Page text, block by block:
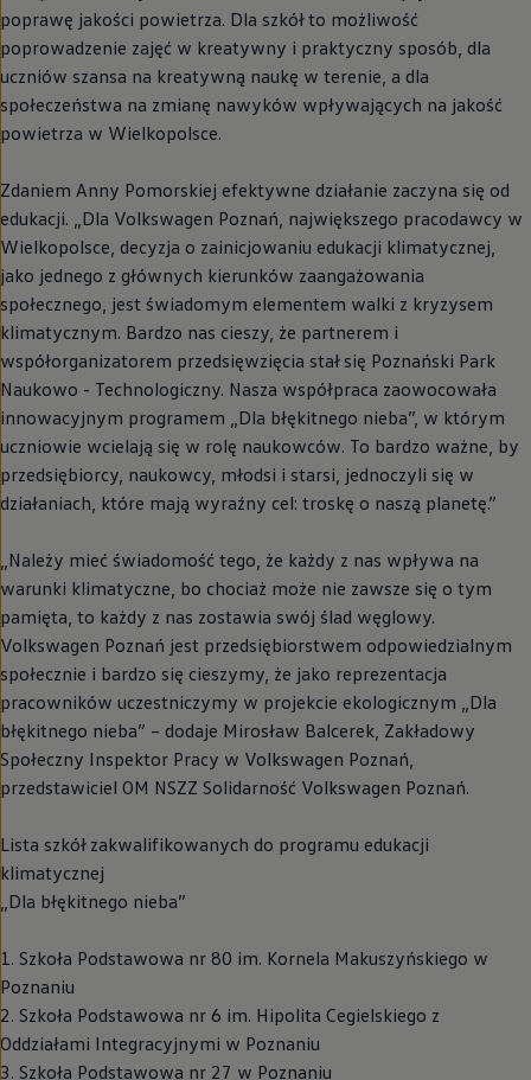
poprawę jakości powietrza. Dla szkół to możliwość
poprowadzenie zajęć w kreatywny i praktyczny sposób, dla
uczniów szansa na kreatywną naukę w terenie, a dla
społeczeństwa na zmianę nawyków wpływających na jakość
powietrza w Wielkopolsce.
Zdaniem Anny Pomorskiej efektywne działanie zaczyna się od
edukacji. „Dla Volkswagen Poznań, największego pracodawcy w
Wielkopolsce, decyzja o zainicjowaniu edukacji klimatycznej,
jako jednego z głównych kierunków zaangażowania
społecznego, jest świadomym elementem walki z kryzysem
klimatycznym. Bardzo nas cieszy, że partnerem i
współorganizatorem przedsięwzięcia stał się Poznański Park
Naukowo - Technologiczny. Nasza współpraca zaowocowała
innowacyjnym programem „Dla błękitnego nieba”, w którym
uczniowie wcielają się w rolę naukowców. To bardzo ważne, by
przedsiębiorcy, naukowcy, młodsi i starsi, jednoczyli się w
działaniach, które mają wyraźny cel: troskę o naszą planetę.”
„Należy mieć świadomość tego, że każdy z nas wpływa na
warunki klimatyczne, bo chociaż może nie zawsze się o tym
pamięta, to każdy z nas zostawia swój ślad węglowy.
Volkswagen Poznań jest przedsiębiorstwem odpowiedzialnym
społecznie i bardzo się cieszymy, że jako reprezentacja
pracowników uczestniczymy w projekcie ekologicznym „Dla
błękitnego nieba” – dodaje Mirosław Balcerek, Zakładowy
Społeczny Inspektor Pracy w Volkswagen Poznań,
przedstawiciel OM NSZZ Solidarność Volkswagen Poznań.
Lista szkół zakwalifikowanych do programu edukacji
klimatycznej
„Dla błękitnego nieba”
1. Szkoła Podstawowa nr 80 im. Kornela Makuszyńskiego w
Poznaniu
2. Szkoła Podstawowa nr 6 im. Hipolita Cegielskiego z
Oddziałami Integracyjnymi w Poznaniu
3. Szkoła Podstawowa nr 27 w Poznaniu